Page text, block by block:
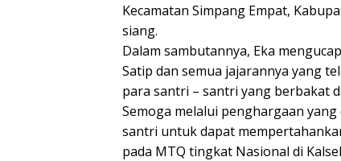
Kecamatan Simpang Empat,
siang.
Dalam sambutannya, Eka
Satip dan semua jajarannya yang
para santri – santri yang berbakat
Semoga melalui penghargaan
santri untuk dapat
pada MTQ tingkat Nasional di